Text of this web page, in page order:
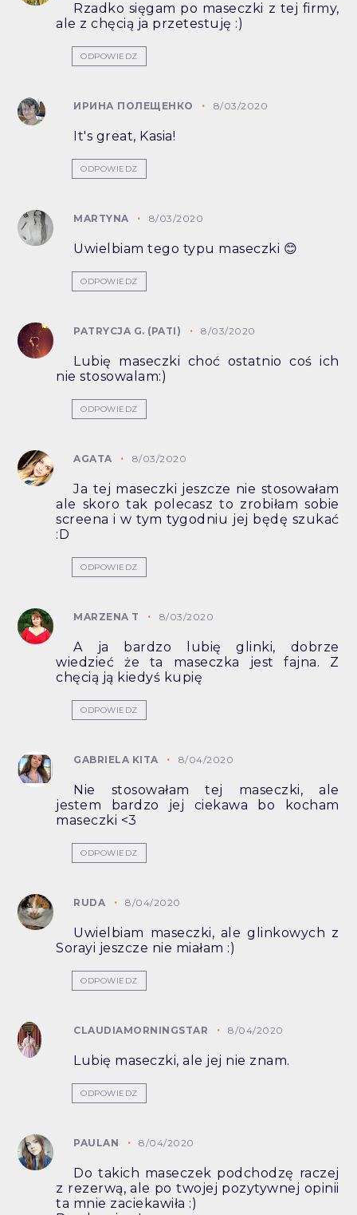
Rzadko sięgam po maseczki z tej firmy,
ale z chęcią ja przetestuję :)
ODPOWIEDZ
ИРИНА ПОЛЕЩЕНКО 8/03/2020
It's great, Kasia!
ODPOWIEDZ
MARTYNA 8/03/2020
Uwielbiam tego typu maseczki 😊
ODPOWIEDZ
PATRYCJA G. (PATI) 8/03/2020
Lubię maseczki choć ostatnio coś ich
nie stosowalam:)
ODPOWIEDZ
AGATA 8/03/2020
Ja tej maseczki jeszcze nie stosowałam
ale skoro tak polecasz to zrobiłam sobie
screena i w tym tygodniu jej będę szukać
:D
ODPOWIEDZ
MARZENA T 8/03/2020
A ja bardzo lubię glinki, dobrze
wiedzieć że ta maseczka jest fajna. Z
chęcią ją kiedyś kupię
ODPOWIEDZ
GABRIELA KITA 8/04/2020
Nie stosowałam tej maseczki, ale
jestem bardzo jej ciekawa bo kocham
maseczki <3
ODPOWIEDZ
RUDA 8/04/2020
Uwielbiam maseczki, ale glinkowych z
Sorayi jeszcze nie miałam :)
ODPOWIEDZ
CLAUDIAMORNINGSTAR 8/04/2020
Lubię maseczki, ale jej nie znam.
ODPOWIEDZ
PAULAN 8/04/2020
Do takich maseczek podchodzę raczej
z rezerwą, ale po twojej pozytywnej opinii
ta mnie zaciekawiła :)